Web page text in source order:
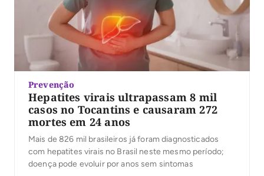
Prevenção
Hepatites virais ultrapassam 8 mil
casos no Tocantins e causaram 272
mortes em 24 anos
Mais de 826 mil brasileiros já foram diagnosticados
com hepatites virais no Brasil neste mesmo período;
doença pode evoluir por anos sem sintomas